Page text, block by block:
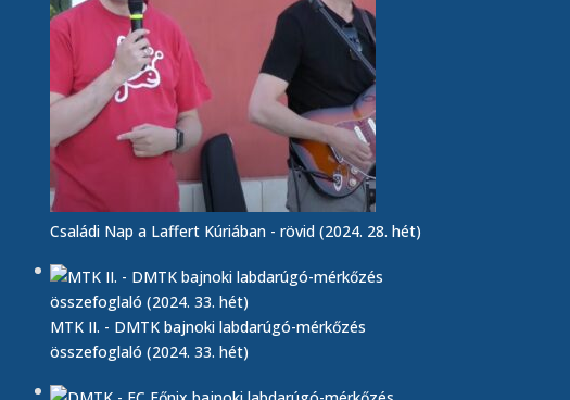
Családi Nap a Laffert Kúriában - rövid (2024. 28. hét)
MTK II. - DMTK bajnoki labdarúgó-mérkőzés
összefoglaló (2024. 33. hét)